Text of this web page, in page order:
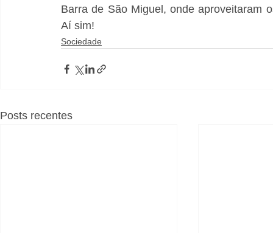
Barra de São Miguel, onde aproveitaram
Aí sim!
Sociedade
Posts recentes